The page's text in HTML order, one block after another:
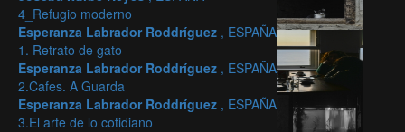
4_Refugio moderno
Esperanza Labrador Roddríguez , ESPAÑA
1. Retrato de gato
Esperanza Labrador Roddríguez , ESPAÑA
2.Cafes. A Guarda
Esperanza Labrador Roddríguez , ESPAÑA
3.El arte de lo cotidiano